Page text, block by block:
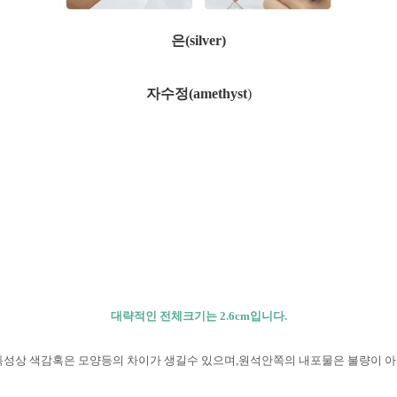
은(silver)
자수정(amethyst)
대략적인 전체크기는 2.6cm입니다.
상 색감혹은 모양등의 차이가 생길수 있으며,원석안쪽의 내포물은 불량이